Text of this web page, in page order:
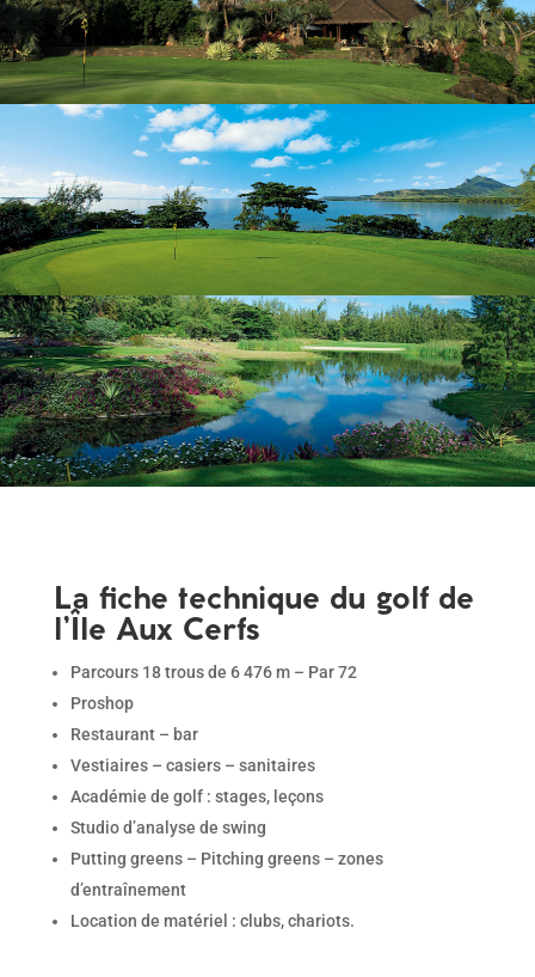
La fiche technique du golf de
l’Île Aux Cerfs
Parcours 18 trous de 6 476 m – Par 72
Proshop
Restaurant – bar
Vestiaires – casiers – sanitaires
Académie de golf : stages, leçons
Studio d’analyse de swing
Putting greens – Pitching greens – zones
d’entraînement
Location de matériel : clubs, chariots.